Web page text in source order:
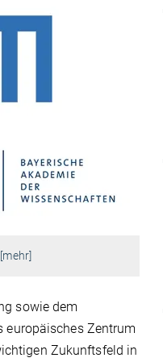
[mehr]
sowie dem
europäisches Zentrum
Zukunftsfeld in